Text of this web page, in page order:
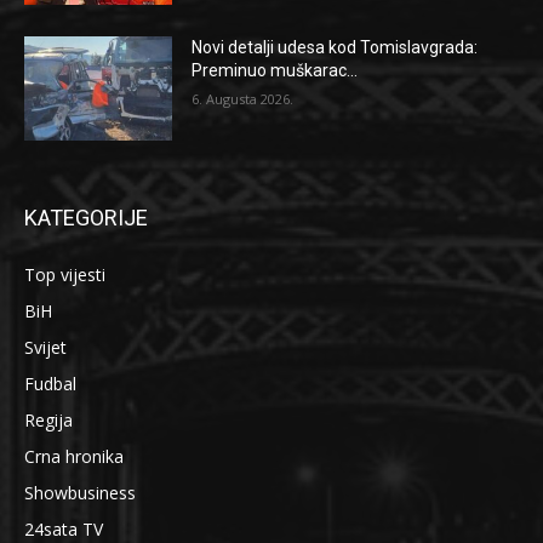
Novi detalji udesa kod Tomislavgrada:
Preminuo muškarac...
6. Augusta 2026.
KATEGORIJE
Top vijesti
BiH
Svijet
Fudbal
Regija
Crna hronika
Showbusiness
24sata TV